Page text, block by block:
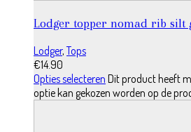
Lodger topper nomad rib silt
Lodger,Tops
€14.90
Opties selecteren Dit product heeft
optie kan gekozen worden op de